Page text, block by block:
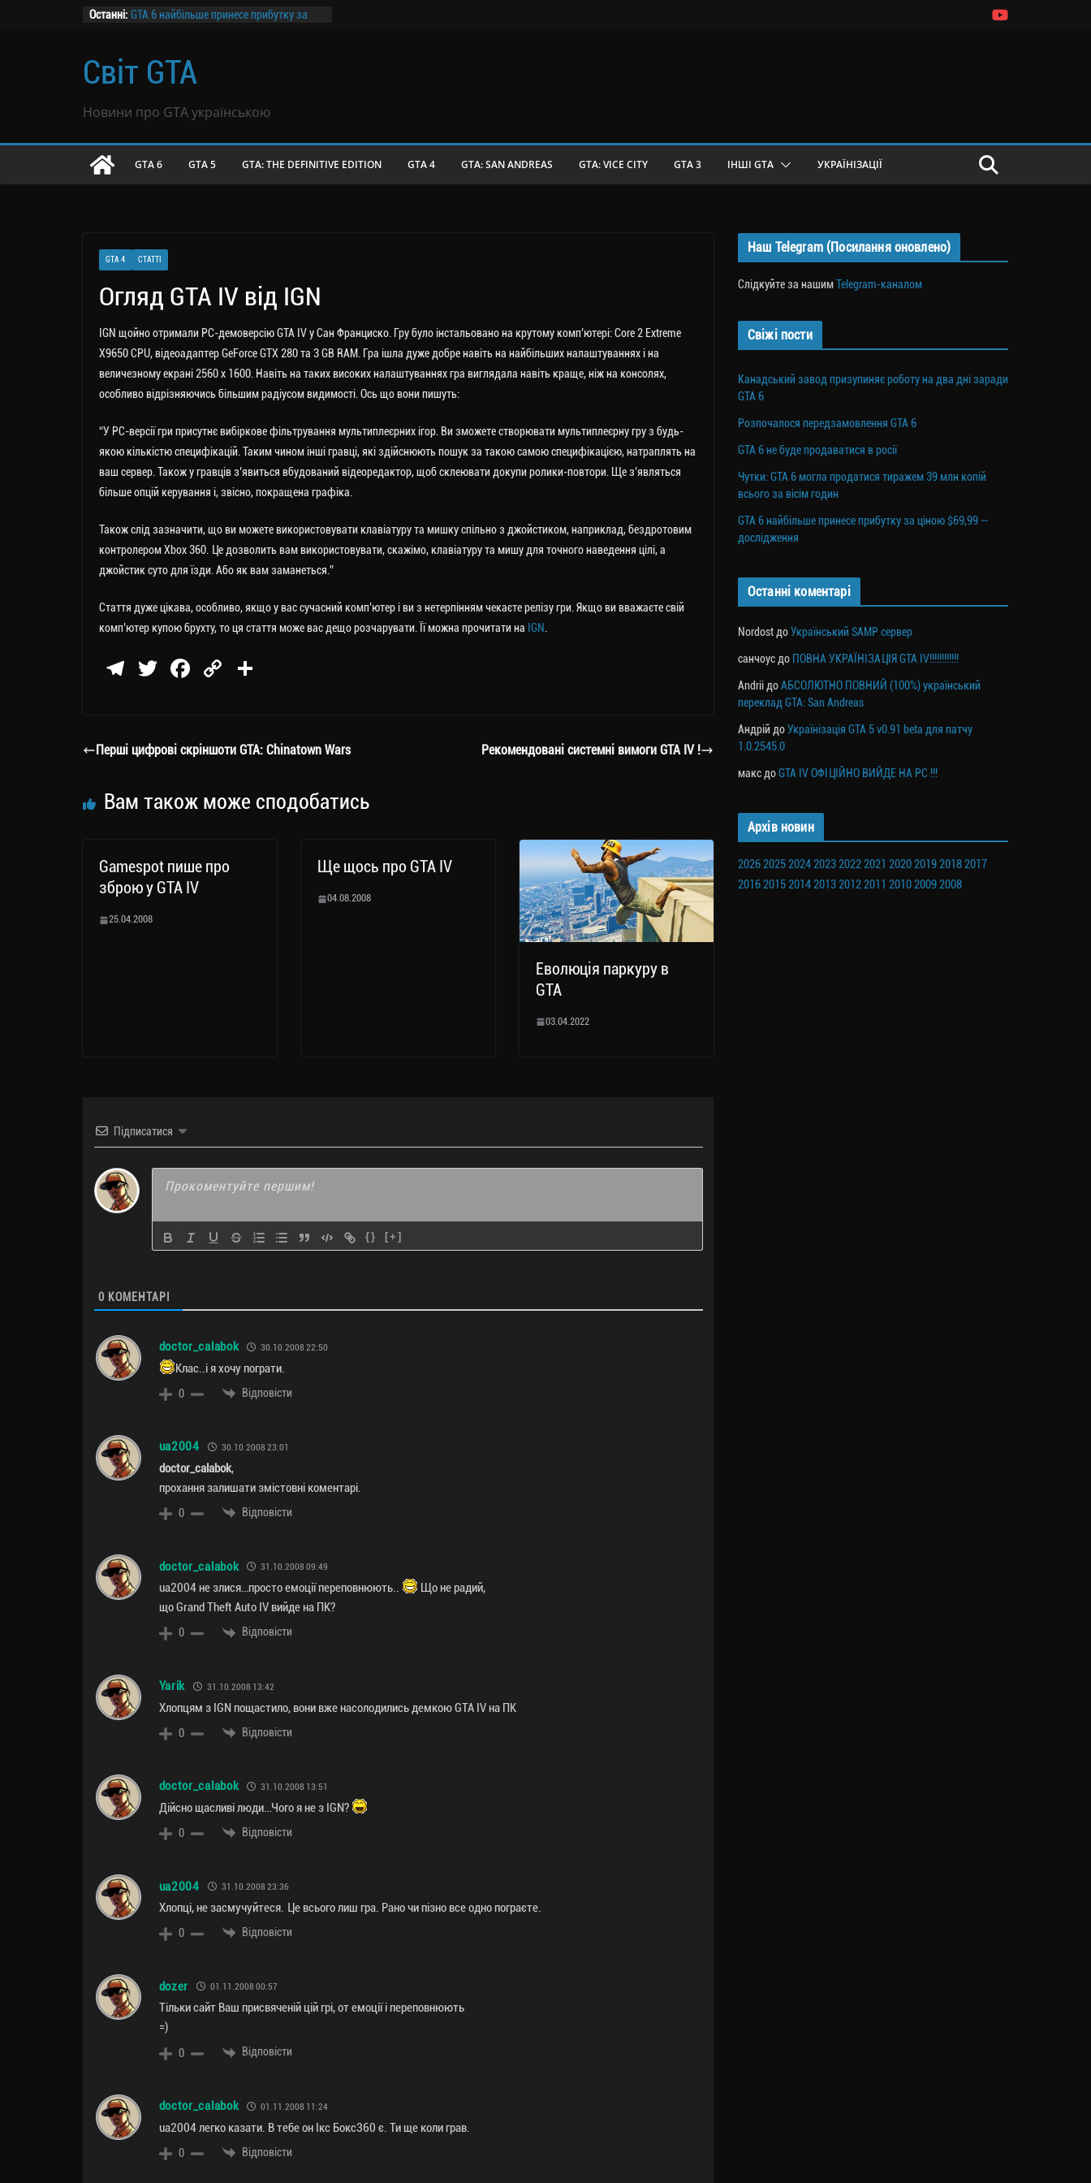
Останні: GTA 6 найбільше принесе прибутку за
на два дні заради GTA 6
Розпочалося передзамовлення GTA 6
Чутки: GTA 6 могла продатися тиражем
Світ GTA
Новини про GTA українською
GTA 6 GTA 5 GTA: THE DEFINITIVE EDITION GTA 4 GTA: SAN ANDREAS GTA: VICE CITY GTA 3 ІНШІ GTA УКРАЇНІЗАЦІЇ
GTA 4 СТАТТІ
Огляд GTA IV від IGN
IGN щойно отримали PC-демоверсію GTA IV у Сан Франциско. Гру було інстальовано на крутому комп’ютері: Core 2 Extreme
X9650 CPU, відеоадаптер GeForce GTX 280 та 3 GB RAM. Гра ішла дуже добре навіть на найбільших налаштуваннях і на
величезному екрані 2560 x 1600. Навіть на таких високих налаштуваннях гра виглядала навіть краще, ніж на консолях,
особливо відрізняючись більшим радіусом видимості. Ось що вони пишуть:
“У PC-версії гри присутнє вибіркове фільтрування мультиплеєрних ігор. Ви зможете створювати мультиплеєрну гру з будь-
якою кількістю специфікацій. Таким чином інші гравці, які здійснюють пошук за такою самою специфікацією, натраплять на
ваш сервер. Також у гравців з’явиться вбудований відеоредактор, щоб склеювати докупи ролики-повтори. Ще з’являться
більше опцій керування і, звісно, покращена графіка.
Також слід зазначити, що ви можете використовувати клавіатуру та мишку спільно з джойстиком, наприклад, бездротовим
контролером Xbox 360. Це дозволить вам використовувати, скажімо, клавіатуру та мишу для точного наведення цілі, а
джойстик суто для їзди. Або як вам заманеться.”
Стаття дуже цікава, особливо, якщо у вас сучасний комп’ютер і ви з нетерпінням чекаєте релізу гри. Якщо ви вважаєте свій
комп’ютер купою брухту, то ця стаття може вас дещо розчарувати. Її можна прочитати на IGN
Te
a
T
er
Fa
ok
C
Li ли
ся
Перші цифрові скріншоти GTA: Chinatown Wars Рекомендовані системні вимоги GTA IV !
Вам також може сподобатись
Gamespot пише про
зброю у GTA IV
25.04.2008
Ще щось про GTA IV
04.08.2008
Еволюція паркуру в
GTA
03.04.2022
Підписатися
{} [+]
0 КОМЕНТАРІ
doctor_calabok 30.10.2008 22:50
Клас..і я хочу пограти.
0 Відповісти
ua2004 30.10.2008 23:01
doctor_calabok,
прохання залишати змістовні коментарі.
0 Відповісти
doctor_calabok 31.10.2008 09:49
ua2004 не злися…просто емоції переповнюють..
Що не радий,
що Grand Theft Auto IV вийде на ПК?
0 Відповісти
Yarik 31.10.2008 13:42
Хлопцям з IGN пощастило, вони вже насолодились демкою GTA IV на ПК
0 Відповісти
doctor_calabok 31.10.2008 13:51
Дійсно щасливі люди…Чого я не з IGN?
0 Відповісти
ua2004 31.10.2008 23:36
Хлопці, не засмучуйтеся. Це всього лиш гра. Рано чи пізно все одно пограєте.
0 Відповісти
dozer 01.11.2008 00:57
Тільки сайт Ваш присвяченій цій грі, от емоції і переповнюють
=)
0 Відповісти
doctor_calabok 01.11.2008 11:24
ua2004 легко казати. В тебе он Ікс Бокс360 є. Ти ще коли грав.
0 Відповісти
Наш Telegram (Посилання оновлено)
Слідкуйте за нашимTelegram-каналом
Свіжі пости
Канадський завод призупиняє роботу на два дні заради
GTA 6
Розпочалося передзамовлення GTA 6
GTA 6 не буде продаватися в росії
Чутки: GTA 6 могла продатися тиражем 39 млн копій
всього за вісім годин
GTA 6 найбільше принесе прибутку за ціною $69,99 —
дослідження
Останні коментарі
Nordost доУкраїнський SAMP сервер
санчоус до ПОВНА УКРАЇНІЗАЦІЯ GTA IV!!!!!!!!!!!!
Andrii доАБСОЛЮТНО ПОВНИЙ (100%) український
переклад GTA: San Andreas
Андрій доУкраїнізація GTA 5 v0.91 beta для патчу
1.0.2545.0
макс доGTA IV ОФІЦІЙНО ВИЙДЕ НА PC !!!
Архів новин
202620252024202320222021 2020201920182017
201620152014201320122011 201020092008